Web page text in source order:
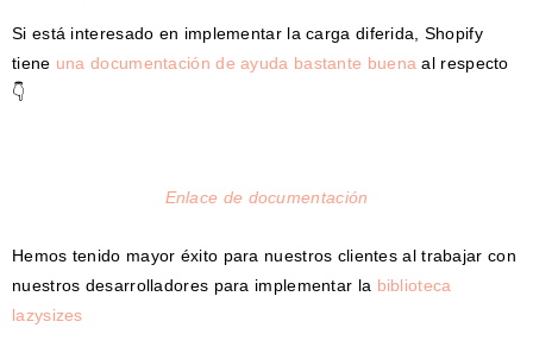
Si está interesado en implementar la carga diferida, Shopify
tiene una documentación de ayuda bastante buena al respecto
👇
Enlace de documentación
Hemos tenido mayor éxito para nuestros clientes al trabajar con
nuestros desarrolladores para implementar la biblioteca
lazysizes